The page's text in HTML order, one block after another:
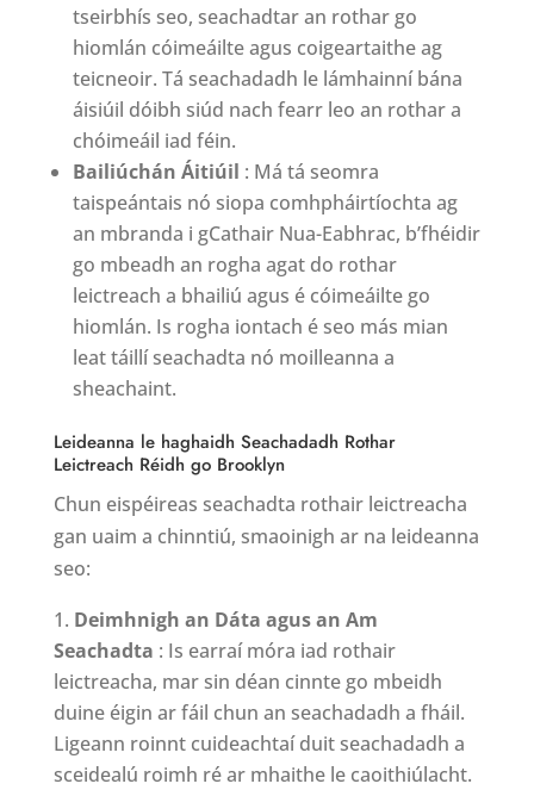
tseirbhís seo, seachadtar an rothar go
hiomlán cóimeáilte agus coigeartaithe ag
teicneoir. Tá seachadadh le lámhainní bána
áisiúil dóibh siúd nach fearr leo an rothar a
chóimeáil iad féin.
Bailiúchán Áitiúil : Má tá seomra
taispeántais nó siopa comhpháirtíochta ag
an mbranda i gCathair Nua-Eabhrac, b’fhéidir
go mbeadh an rogha agat do rothar
leictreach a bhailiú agus é cóimeáilte go
hiomlán. Is rogha iontach é seo más mian
leat táillí seachadta nó moilleanna a
sheachaint.
Leideanna le haghaidh Seachadadh Rothar
Leictreach Réidh go Brooklyn
Chun eispéireas seachadta rothair leictreacha
gan uaim a chinntiú, smaoinigh ar na leideanna
seo:
Deimhnigh an Dáta agus an Am
Seachadta : Is earraí móra iad rothair
leictreacha, mar sin déan cinnte go mbeidh
duine éigin ar fáil chun an seachadadh a fháil.
Ligeann roinnt cuideachtaí duit seachadadh a
sceidealú roimh ré ar mhaithe le caoithiúlacht.